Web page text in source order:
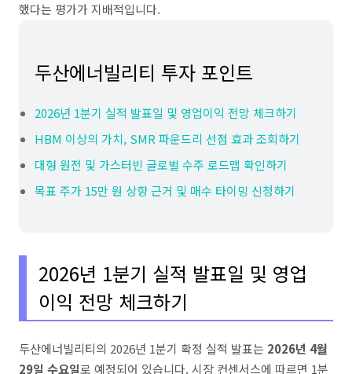
했다는 평가가 지배적입니다.
두산에너빌리티 투자 포인트
2026년 1분기 실적 발표일 및 영업이익 전망 체크하기
HBM 이상의 가치, SMR 파운드리 선점 효과 조회하기
대형 원전 및 가스터빈 글로벌 수주 로드맵 확인하기
목표 주가 15만 원 상향 근거 및 매수 타이밍 신청하기
2026년 1분기 실적 발표일 및 영업
이익 전망 체크하기
두산에너빌리티의 2026년 1분기 확정 실적 발표는 2026년 4월
29일 수요일로 예정되어 있습니다. 시장 컨센서스에 따르면 1분